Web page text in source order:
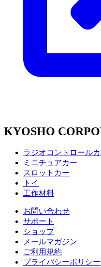
KYOSHO
ラジオコントロール
ミニチュアカー
スロットカー
トイ
工作材料
お問い合わせ
サポート
ショップ
メールマガジン
ご利用規約
プライバシーポリシー